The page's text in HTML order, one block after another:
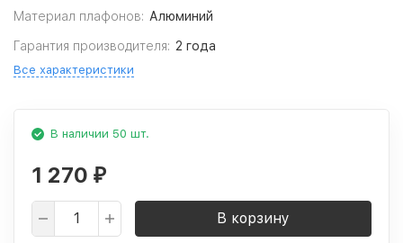
Материал плафонов: Алюминий
Гарантия производителя: 2 года
Все характеристики
В наличии 50 шт.
1 270 ₽
В корзину